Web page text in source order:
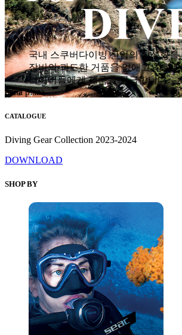
국내 스쿠버다이빙 산업의 활성화를
장비의 과도한 거품을 없애고 착한
다이버들에게 제품을 공급합니다.
hana plaza
CATALOGUE
Diving Gear Collection 2023-2024
DOWNLOAD
SHOP BY